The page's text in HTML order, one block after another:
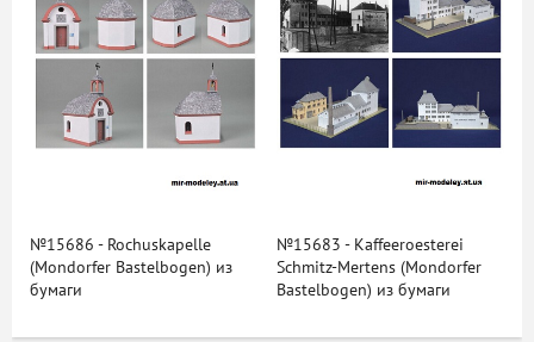
№15686 - Rochuskapelle
(Mondorfer Bastelbogen) из
бумаги
№15683 - Kaffeeroesterei
Schmitz-Mertens (Mondorfer
Bastelbogen) из бумаги